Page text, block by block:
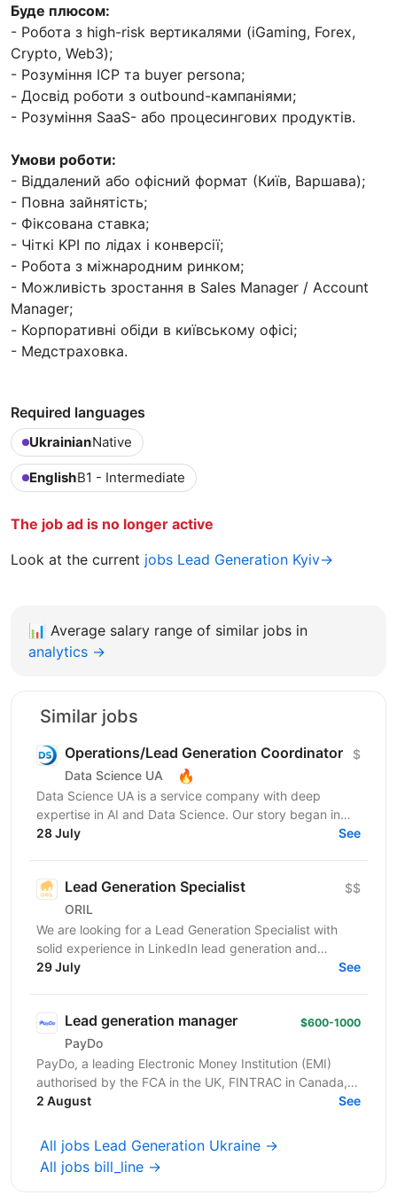
Буде плюсом:
- Робота з high-risk вертикалями (iGaming, Forex,
Crypto, Web3);
- Розуміння ICP та buyer persona;
- Досвід роботи з outbound-кампаніями;
- Розуміння SaaS- або процесингових продуктів.
Умови роботи:
- Віддалений або офісний формат (Київ, Варшава);
- Повна зайнятість;
- Фіксована ставка;
- Чіткі KPI по лідах і конверсії;
- Робота з міжнародним ринком;
- Можливість зростання в Sales Manager / Account
Manager;
- Корпоративні обіди в київському офісі;
- Медстраховка.
Required languages
UkrainianNative
EnglishB1 - Intermediate
The job ad is no longer active
Look at the current jobs Lead Generation Kyiv→
📊 Average salary range of similar jobs in
analytics →
Similar jobs
Operations/Lead Generation Coordinator
Data Science UA 🔥
$
Data Science UA is a service company with deep
expertise in AI and Data Science. Our story began in
2016 with the first Data Science UA Conference in
28 July See
Lead Generation Specialist
ORIL
$$
We are looking for a Lead Generation Specialist with
solid experience in LinkedIn lead generation and
outreach automation. You will design and execute...
29 July See
Lead generation manager
PayDo
$600-1000
PayDo, a leading Electronic Money Institution (EMI)
authorised by the FCA in the UK, FINTRAC in Canada,
and MFSA in Malta, operates in 150+ countries and...
2 August See
All jobs Lead Generation Ukraine →
All jobs bill_line →